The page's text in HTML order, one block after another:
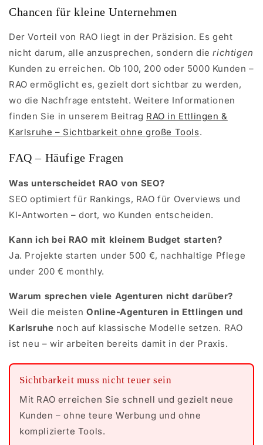
Chancen für kleine Unternehmen
Der Vorteil von RAO liegt in der Präzision. Es geht
nicht darum, alle anzusprechen, sondern dierichtigen
Kunden zu erreichen. Ob 100, 200 oder 5000 Kunden –
RAO ermöglicht es, gezielt dort sichtbar zu werden,
wo die Nachfrage entsteht. Weitere Informationen
finden Sie in unserem Beitrag RAO in Ettlingen &
Karlsruhe – Sichtbarkeit ohne große Tools.
FAQ – Häufige Fragen
Was unterscheidet RAO von SEO?
SEO optimiert für Rankings, RAO für Overviews und
KI-Antworten – dort, wo Kunden entscheiden.
Kann ich bei RAO mit kleinem Budget starten?
Ja. Projekte starten under 500 €, nachhaltige Pflege
under 200 € monthly.
Warum sprechen viele Agenturen nicht darüber?
Weil die meistenOnline-Agenturen in Ettlingen und
Karlsruhe noch auf klassische Modelle setzen. RAO
ist neu – wir arbeiten bereits damit in der Praxis.
Sichtbarkeit muss nicht teuer sein
Mit RAO erreichen Sie schnell und gezielt neue
Kunden – ohne teure Werbung und ohne
komplizierte Tools.